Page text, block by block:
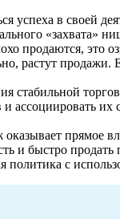
успеха в своей
«захвата»
продаются, это
растут
стабильной
и ассоциировать
прямое
и быстро
политика с